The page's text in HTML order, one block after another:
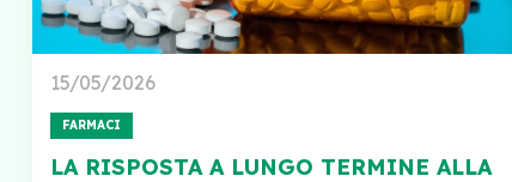
15/05/2026
FARMACI
LA RISPOSTA A LUNGO TERMINE ALLA